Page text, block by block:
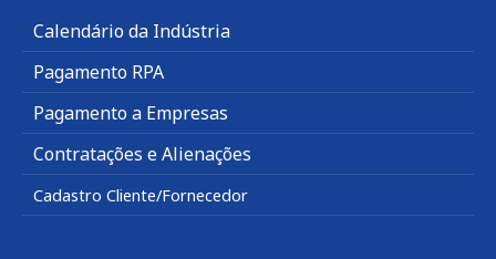
Calendário da Indústria
Pagamento RPA
Pagamento a Empresas
Contratações e Alienações
Cadastro Cliente/Fornecedor